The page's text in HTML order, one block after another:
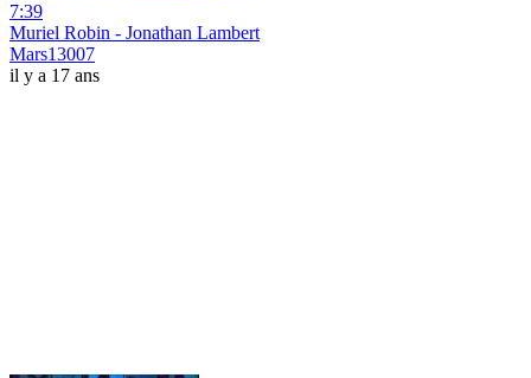
7:39
Muriel Robin - Jonathan Lambert
Mars13007
il y a 17 ans